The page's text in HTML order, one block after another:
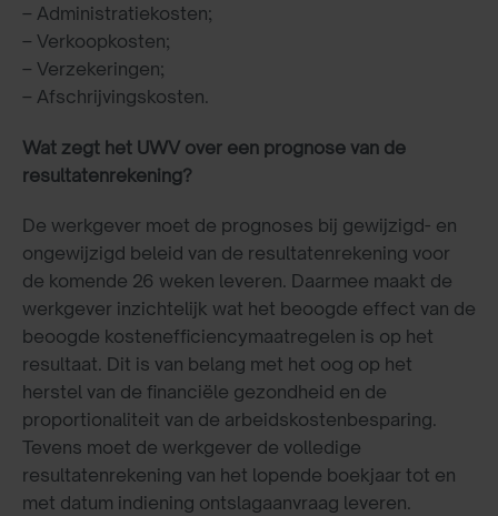
– Administratiekosten;
– Verkoopkosten;
– Verzekeringen;
– Afschrijvingskosten.
Wat zegt het UWV over een prognose van de
resultatenrekening?
De werkgever moet de prognoses bij gewijzigd- en
ongewijzigd beleid van de resultatenrekening voor
de komende 26 weken leveren. Daarmee maakt de
werkgever inzichtelijk wat het beoogde effect van de
beoogde kostenefficiencymaatregelen is op het
resultaat. Dit is van belang met het oog op het
herstel van de financiële gezondheid en de
proportionaliteit van de arbeidskostenbesparing.
Tevens moet de werkgever de volledige
resultatenrekening van het lopende boekjaar tot en
met datum indiening ontslagaanvraag leveren.